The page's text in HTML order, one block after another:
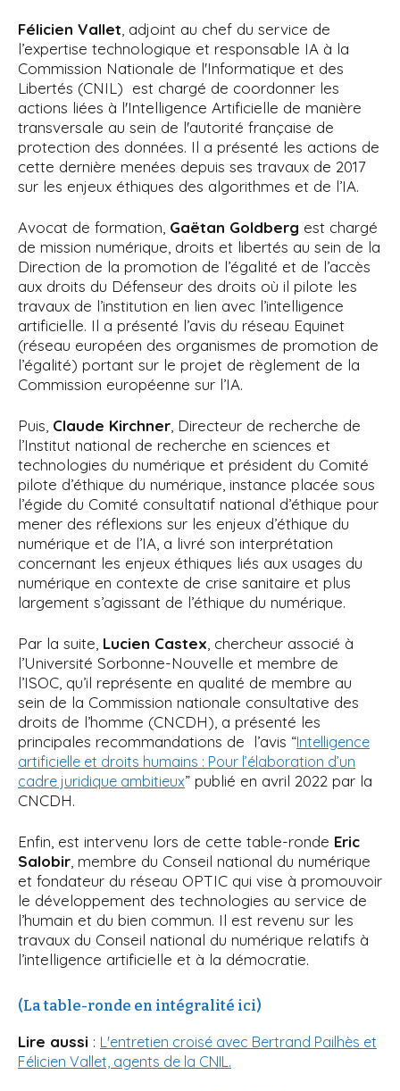
Félicien Vallet , adjoint au chef du service de
l’expertise technologique et responsable IA à la
Commission Nationale de l'Informatique et des
Libertés (CNIL) est chargé de coordonner les
actions liées à l'Intelligence Artificielle de manière
transversale au sein de l'autorité française de
protection des données. Il a présenté les actions de
cette dernière menées depuis ses travaux de 2017
sur les enjeux éthiques des algorithmes et de l’IA.
Avocat de formation, Gaëtan Goldberg est chargé
de mission numérique, droits et libertés au sein de la
Direction de la promotion de l’égalité et de l’accès
aux droits du Défenseur des droits où il pilote les
travaux de l’institution en lien avec l’intelligence
artificielle. Il a présenté l’avis du réseau Equinet
(réseau européen des organismes de promotion de
l’égalité) portant sur le projet de règlement de la
Commission européenne sur l’IA.
Puis, Claude Kirchner , Directeur de recherche de
l’Institut national de recherche en sciences et
technologies du numérique et président du Comité
pilote d’éthique du numérique, instance placée sous
l’égide du Comité consultatif national d’éthique pour
mener des réflexions sur les enjeux d’éthique du
numérique et de l’IA, a livré son interprétation
concernant les enjeux éthiques liés aux usages du
numérique en contexte de crise sanitaire et plus
largement s’agissant de l’éthique du numérique.
Par la suite, Lucien Castex , chercheur associé à
l’Université Sorbonne-Nouvelle et membre de
l’ISOC, qu’il représente en qualité de membre au
sein de la Commission nationale consultative des
droits de l’homme (CNCDH), a présenté les
principales recommandations de l’avis “Intelligence
artificielle et droits humains : Pour l’élaboration d’un
cadre juridique ambitieux” publié en avril 2022 par la
CNCDH.
Enfin, est intervenu lors de cette table-ronde Eric
Salobir , membre du Conseil national du numérique
et fondateur du réseau OPTIC qui vise à promouvoir
le développement des technologies au service de
l’humain et du bien commun. Il est revenu sur les
travaux du Conseil national du numérique relatifs à
l’intelligence artificielle et à la démocratie.
(La table-ronde en intégralité ici)
Lire aussi : L'entretien croisé avec Bertrand Pailhès et
Félicien Vallet, agents de la CNIL.